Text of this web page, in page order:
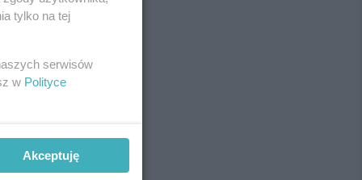
tylko na tej
serwisów
w Polityce
Akceptuję